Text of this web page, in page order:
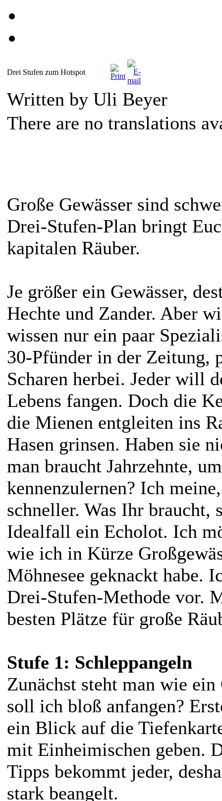
Drei Stufen zum Hotspot
Written by Uli Beyer
There are no translations
Große Gewässer sind
Drei-Stufen-Plan bringt
kapitalen Räuber.
Je größer ein Gewässer,
Hechte und Zander. Aber
wissen nur ein paar
30-Pfünder in der Zeitung,
Scharen herbei. Jeder will
Lebens fangen. Doch die
die Mienen entgleiten ins
Hasen grinsen. Haben sie
man braucht Jahrzehnte,
kennenzulernen? Ich
schneller. Was Ihr braucht,
Idealfall ein Echolot. Ich
wie ich in Kürze
Möhnesee geknackt habe.
Drei-Stufen-Methode vor.
besten Plätze für große
Stufe 1: Schleppangeln
Zunächst steht man wie
soll ich bloß anfangen?
ein Blick auf die
mit Einheimischen geben.
Tipps bekommt jeder,
stark beangelt.